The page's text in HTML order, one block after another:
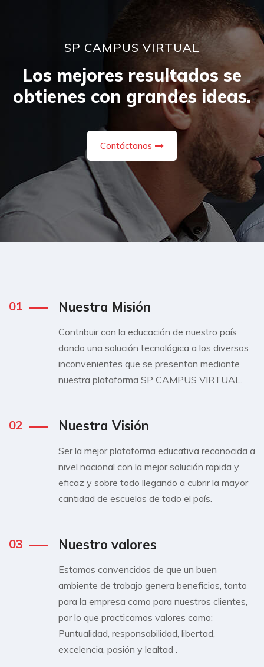
SP CAMPUS VIRTUAL
Los mejores resultados se
obtienes con grandes ideas.
Contáctanos
01 Nuestra Misión
Contribuir con la educación de nuestro país
dando una solución tecnológica a los diversos
inconvenientes que se presentan mediante
nuestra plataforma SP CAMPUS VIRTUAL.
02 Nuestra Visión
Ser la mejor plataforma educativa reconocida a
nivel nacional con la mejor solución rapida y
eficaz y sobre todo llegando a cubrir la mayor
cantidad de escuelas de todo el país.
03 Nuestro valores
Estamos convencidos de que un buen
ambiente de trabajo genera beneficios, tanto
para la empresa como para nuestros clientes,
por lo que practicamos valores como:
Puntualidad, responsabilidad, libertad,
excelencia, pasión y lealtad .